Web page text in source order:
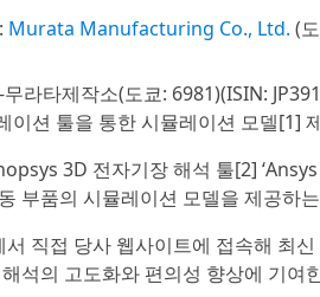
Murata Manufacturing Co., Ltd. (
무라타제작소(도쿄: 6981)(ISIN:
이션 툴을 통한 시뮬레이션 모델[1]
3D 전자기장 해석 툴[2]
부품의 시뮬레이션 모델을 제공하
직접 당사 웹사이트에 접속해 최
석의 고도화와 편의성 향상에 기여